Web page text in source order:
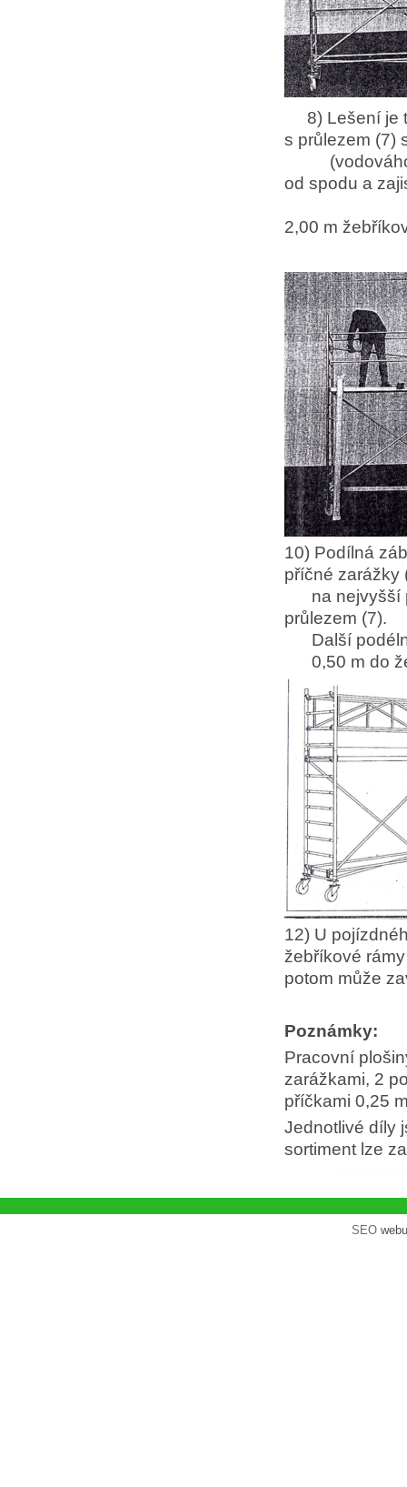
8) Lešení je
s průlezem (7)
od spodu a
2,00 m
10) Podílná
příčné zarážky
na
průlezem (7).
Další
0,50 m do
12) U
žebříkové
potom může
Poznámky:
Pracovní
zarážkami, 2
příčkami 0,25
Jednotlivé díly
sortiment lze
SEO